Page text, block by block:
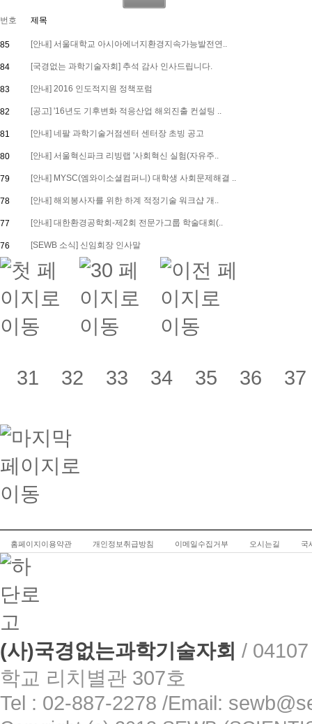
번호 제목
85 [안내] 서울대학교 아시아에너지환경지속가능발전연..
84 [국경없는 과학기술자회] 추석 감사 인사드립니다.
83 [안내] 2016 인도적지원 정책포럼
82 [공고] '16년도 기후변화 적응산업 해외진출 컨설팅 ..
81 [안내] 네팔 과학기술거점센터 센터장 초빙 공고
80 [안내] 서울혁신파크 리빙랩 '사회혁신 실험(자유주..
79 [안내] MYSC(엠와이소셜컴퍼니) 대학생 사회문제해결 ..
78 [안내] 해외봉사자를 위한 하계 적정기술 워크샵 개..
77 [안내] 대한환경공학회-제2회 전문가그룹 학술대회(..
76 [SEWB 소식] 신임회장 인사말
31 32 33 34 35 36
홈페이지이용약관 개인정보취급방침 이메일수집거부 오시는길 국
(사)국경없는과학기술자회 /
학교 리치별관 307호
Tel : 02-887-2278 /Email: